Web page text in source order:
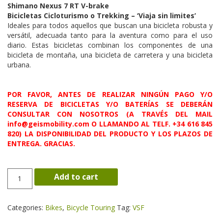
Shimano Nexus 7 RT V-brake
Bicicletas Cicloturismo o Trekking – ‘Viaja sin limites’
Ideales para todos aquellos que buscan una bicicleta robusta y
versátil, adecuada tanto para la aventura como para el uso
diario. Estas bicicletas combinan los componentes de una
bicicleta de montaña, una bicicleta de carretera y una bicicleta
urbana.
POR FAVOR, ANTES DE REALIZAR NINGÚN PAGO Y/O
RESERVA DE BICICLETAS Y/O BATERÍAS SE DEBERÁN
CONSULTAR CON NOSOTROS (A TRAVÉS DEL MAIL
info@geismobility.com O LLAMANDO AL TELF. +34 616 845
820) LA DISPONIBILIDAD DEL PRODUCTO Y LOS PLAZOS DE
ENTREGA. GRACIAS.
V-
Add to cart
Categories: Bikes, Bicycle Touring Tag: VSF